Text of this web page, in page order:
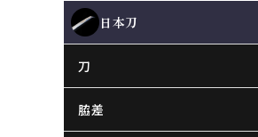
日本刀
刀
脇差